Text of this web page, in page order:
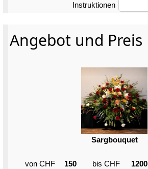
Instruktionen
Angebot und Preis
Sargbouquet
von CHF 150 bis CHF 1200